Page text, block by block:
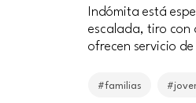
Indómita está
escalada, tiro con
ofrecen servicio
#familias